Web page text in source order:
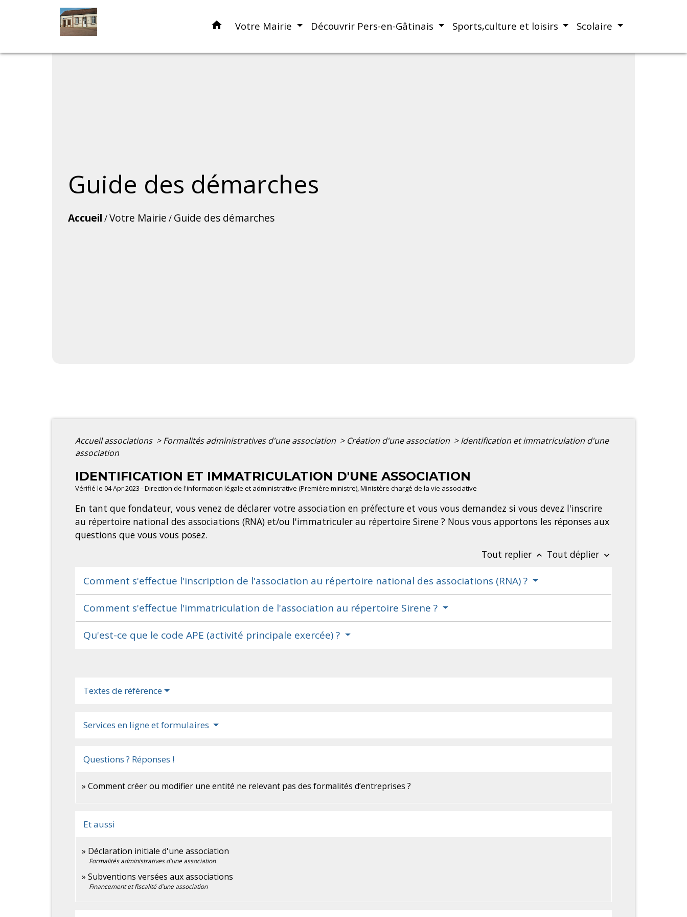
home Votre Mairie Découvrir Pers-en-Gâtinais Sports,culture et loisirs Scolaire
Guide des démarches
Accueil /Votre Mairie / Guide des démarches
Accueil associations > Formalités administratives d'une association > Création d'une association > Identification et immatriculation d'une
association
IDENTIFICATION ET IMMATRICULATION D'UNE ASSOCIATION
Vérifié le 04 Apr 2023 - Direction de l'information légale et administrative (Première ministre), Ministère chargé de la vie associative
En tant que fondateur, vous venez de déclarer votre association en préfecture et vous vous demandez si vous devez l'inscrire
au répertoire national des associations (RNA) et/ou l'immatriculer au répertoire Sirene ? Nous vous apportons les réponses aux
questions que vous vous posez.
Tout replier keyboard_arrow_up Tout déplier keyboard_arrow_down
Comment s'effectue l'inscription de l'association au répertoire national des associations (RNA) ?
Comment s'effectue l'immatriculation de l'association au répertoire Sirene ?
Qu'est-ce que le code APE (activité principale exercée) ?
Textes de référence
Services en ligne et formulaires
Questions ? Réponses !
Comment créer ou modifier une entité ne relevant pas des formalités d’entreprises ?
Et aussi
Déclaration initiale d'une association
Formalités administratives d'une association
Subventions versées aux associations
Financement et fiscalité d'une association